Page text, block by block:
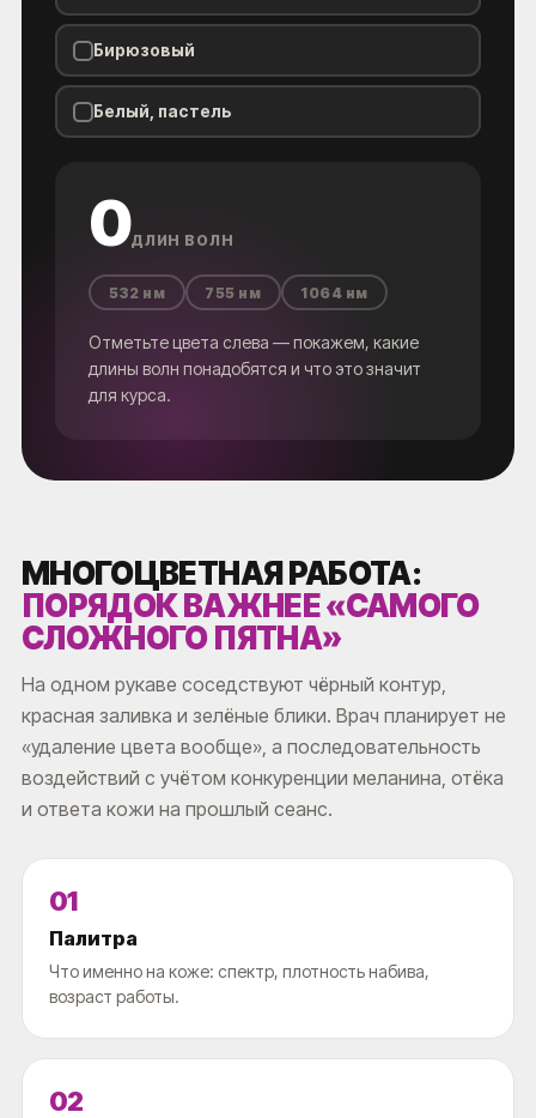
Бирюзовый
Белый, пастель
0ДЛИН ВОЛН
532 нм 755 нм 1064 нм
Отметьте цвета слева — покажем, какие
длины волн понадобятся и что это значит
для курса.
МНОГОЦВЕТНАЯ РАБОТА:
ПОРЯДОК ВАЖНЕЕ «САМОГО
СЛОЖНОГО ПЯТНА»
На одном рукаве соседствуют чёрный контур,
красная заливка и зелёные блики. Врач планирует не
«удаление цвета вообще», а последовательность
воздействий с учётом конкуренции меланина, отёка
и ответа кожи на прошлый сеанс.
01
Палитра
Что именно на коже: спектр, плотность набива,
возраст работы.
02